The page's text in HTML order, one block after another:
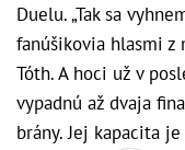
Duelu. „Tak sa
fanúšikovia hlasmi z
Tóth. A hoci už v
vypadnú až dvaja
brány. Jej kapacita